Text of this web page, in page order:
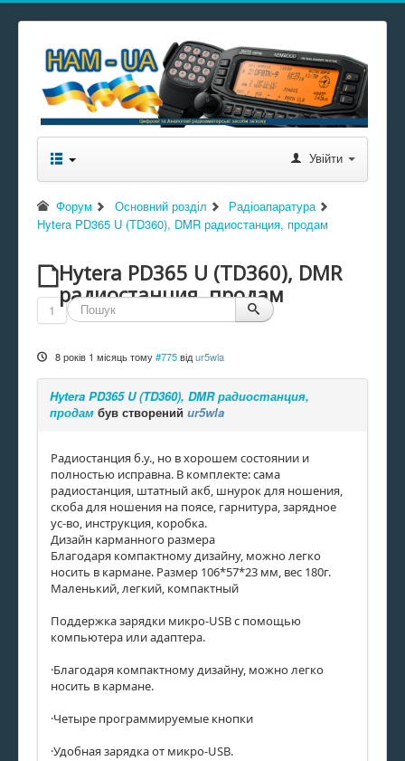
Увійти
Форум Основний розділ
Радіоапаратура
Hytera PD365 U (TD360), DMR радиостанция, продам
Hytera PD365 U (TD360), DMR
радиостанция, продам
1
8 років 1 місяць тому #775 відur5wla
Hytera PD365 U (TD360), DMR радиостанция,
продам був створений ur5wla
Радиостанция б.у., но в хорошем состоянии и
полностью исправна. В комплекте: сама
радиостанция, штатный акб, шнурок для ношения,
скоба для ношения на поясе, гарнитура, зарядное
ус-во, инструкция, коробка.
Дизайн карманного размера
Благодаря компактному дизайну, можно легко
носить в кармане. Размер 106*57*23 мм, вес 180г.
Маленький, легкий, компактный
Поддержка зарядки микро-USB с помощью
компьютера или адаптера.
·Благодаря компактному дизайну, можно легко
носить в кармане.
·Четыре программируемые кнопки
·Удобная зарядка от микро-USB.